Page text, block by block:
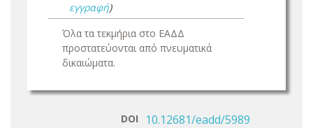
εγγραφή)
Όλα τα τεκμήρια στο ΕΑΔΔ
προστατεύονται από πνευματικά
δικαιώματα.
DOI 10.12681/eadd/5989